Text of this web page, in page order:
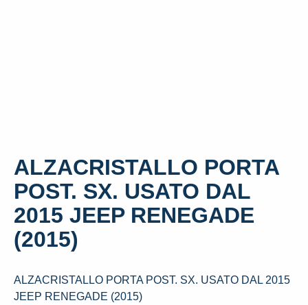
ALZACRISTALLO PORTA
POST. SX. USATO DAL
2015 JEEP RENEGADE
(2015)
ALZACRISTALLO PORTA POST. SX. USATO DAL 2015
JEEP RENEGADE (2015)